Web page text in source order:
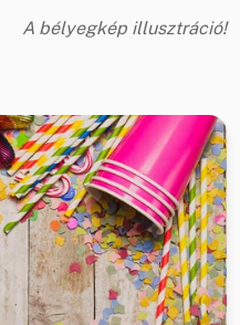
A bélyegkép illusztráció!